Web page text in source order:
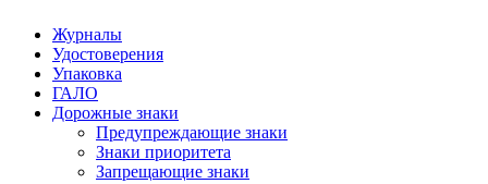
Журналы
Удостоверения
Упаковка
ГАЛО
Дорожные знаки
Предупреждающие знаки
Знаки приоритета
Запрещающие знаки